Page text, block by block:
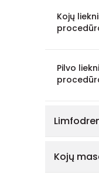
Kojų
Pilvo
Kojų